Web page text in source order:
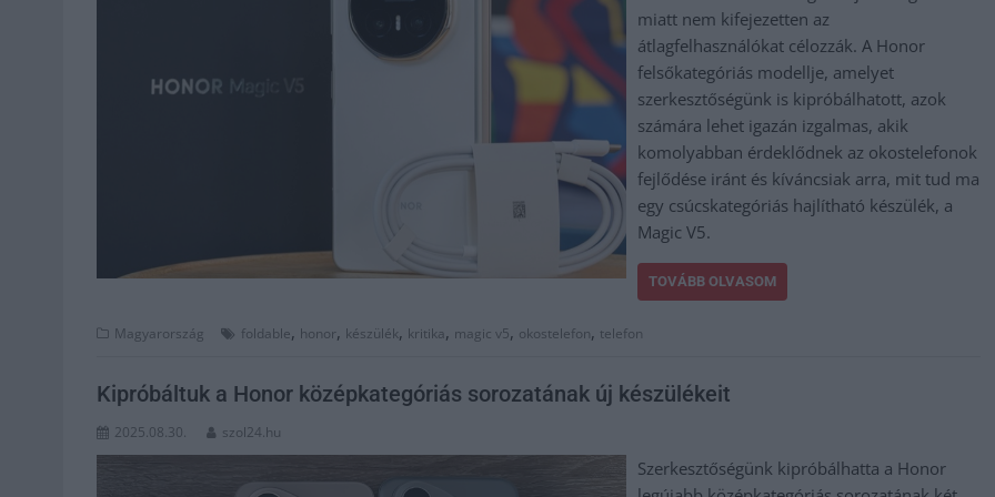
miatt nem kifejezetten az
átlagfelhasználókat célozzák. A Honor
felsőkategóriás modellje, amelyet
szerkesztőségünk is kipróbálhatott, azok
számára lehet igazán izgalmas, akik
komolyabban érdeklődnek az okostelefonok
fejlődése iránt és kíváncsiak arra, mit tud ma
egy csúcskategóriás hajlítható készülék, a
Magic V5.
TOVÁBB OLVASOM
Magyarország foldable, honor, készülék, kritika, magic v5, okostelefon, telefon
Kipróbáltuk a Honor középkategóriás sorozatának új készülékeit
2025.08.30. szol24.hu
Szerkesztőségünk kipróbálhatta a Honor